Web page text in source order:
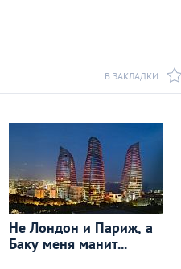
В ЗАКЛАДКИ
Не Лондон и Париж, а
Баку меня манит...